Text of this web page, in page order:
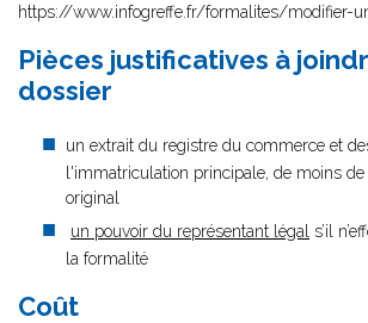
https://www.infogreffe.fr/formalites/modifier-
Pièces justificatives à
dossier
un extrait du registre du commerce et
l'immatriculation principale, de moins
original
un pouvoir du représentant légal s’il
la formalité
Coût